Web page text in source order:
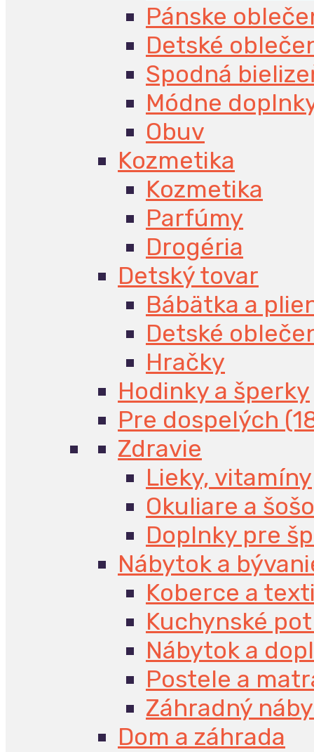
Pánske
Detské
Spodná
Módne
Obuv
Kozmetika
Kozmetika
Parfúmy
Drogéria
Detský tovar
Bábätka a
Detské
Hračky
Hodinky a šperky
Pre dospelých
Zdravie
Lieky, vitamíny
Okuliare a
Doplnky pre
Nábytok a
Koberce a
Kuchynské
Nábytok a
Postele a
Záhradný
Dom a záhrada